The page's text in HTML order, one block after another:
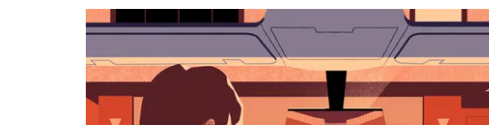
выбрать
дату.
закрыть
календарь,
нажмите
Esc.